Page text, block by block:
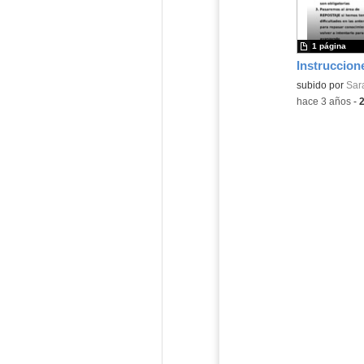
Contenido
subido por
1 página
-hace 3 años-